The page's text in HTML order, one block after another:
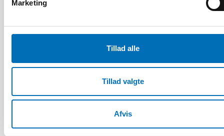
Marketing
Tillad alle
Tillad valgte
Afvis
25 aug 2025